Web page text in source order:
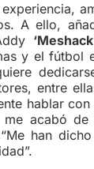
A ello,
y el fútbol
entre
hablar
acabó de
han